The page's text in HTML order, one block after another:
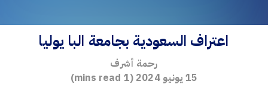
اعتراف السعودية بجامعة البا يوليا
رحمة أشرف
15 يونيو 2024
(
1